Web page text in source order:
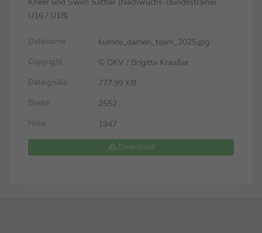
U16 / U18)
Dateiname kumite_damen_team_2025.jpg
Copyright © DKV / Brigitte Kraußer
Dateigröße 777.99 KB
Breite 2552
Höhe 1947
Download